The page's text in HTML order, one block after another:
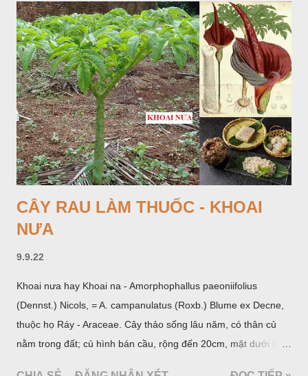
CÂY RAU LÀM THUỐC - KHOAI
NƯA
9.9.22
Khoai nưa hay Khoai na - Amorphophallus paeoniifolius
(Dennst.) Nicols, = A. campanulatus (Roxb.) Blume ex Decne,
thuộc họ Ráy - Araceae. Cây thảo sống lâu năm, có thân củ
nằm trong đất; củ hình bán cầu, rộng đến 20cm, mặt dưới lồi